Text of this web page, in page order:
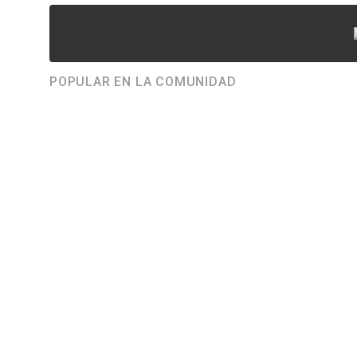
POPULAR EN LA COMUNIDAD